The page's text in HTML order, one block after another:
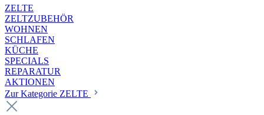
ZELTE
ZELTZUBEHÖR
WOHNEN
SCHLAFEN
KÜCHE
SPECIALS
REPARATUR
AKTIONEN
Zur Kategorie ZELTE